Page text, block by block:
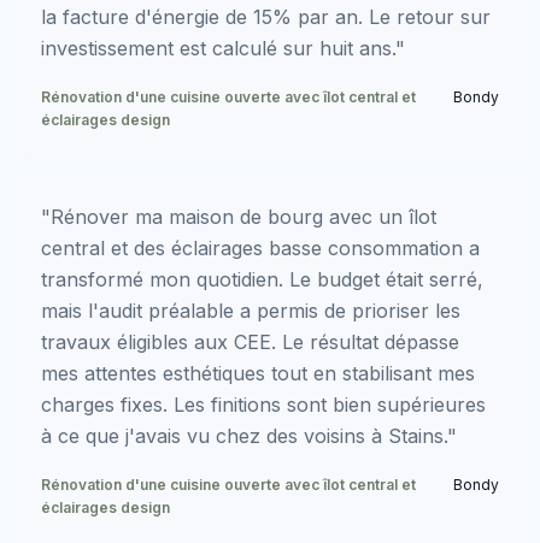
la facture d'énergie de 15% par an. Le retour sur
investissement est calculé sur huit ans."
Rénovation d'une cuisine ouverte avec îlot central et
éclairages design
Bondy
"Rénover ma maison de bourg avec un îlot
central et des éclairages basse consommation a
transformé mon quotidien. Le budget était serré,
mais l'audit préalable a permis de prioriser les
travaux éligibles aux CEE. Le résultat dépasse
mes attentes esthétiques tout en stabilisant mes
charges fixes. Les finitions sont bien supérieures
à ce que j'avais vu chez des voisins à Stains."
Rénovation d'une cuisine ouverte avec îlot central et
éclairages design
Bondy